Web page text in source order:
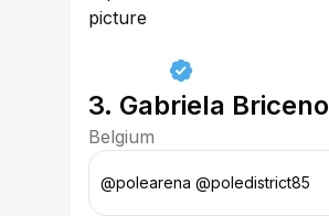
3. Gabriela Briceno
Belgium
@polearena @poledistrict85